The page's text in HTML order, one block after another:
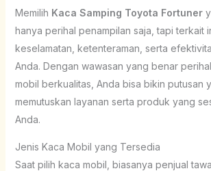
Memilih Kaca Samping Toyota Fortuner
hanya perihal penampilan saja, tapi terkait
keselamatan, ketenteraman, serta
Anda. Dengan wawasan yang benar
mobil berkualitas, Anda bisa bikin putusan
memutuskan layanan serta produk yang
Anda.
Jenis Kaca Mobil yang Tersedia
Saat pilih kaca mobil, biasanya penjual